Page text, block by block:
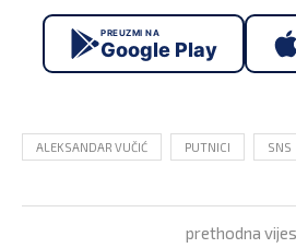
PREUZMI NA
Google Play
ALEKSANDAR VUČIĆ PUTNICI SNS
prethodna